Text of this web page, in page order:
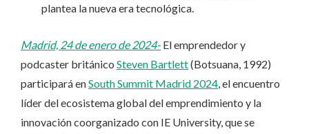
plantea la nueva era tecnológica.
Madrid, 24 de enero de 2024- El emprendedor y
podcaster británico Steven Bartlett(Botsuana, 1992)
participará enSouth Summit Madrid 2024 , el encuentro
líder del ecosistema global del emprendimiento y la
innovación coorganizado con IE University, que se